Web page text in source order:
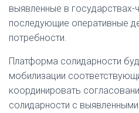
выявленные в государствах-
последующие оперативные
потребности.
Платформа солидарности
мобилизации
координировать
солидарности с